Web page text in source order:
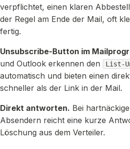
verpflichtet, einen klaren
der Regel am Ende der Mail, oft
fertig.
Unsubscribe-Button im
und Outlook erkennen den
List-
automatisch und bieten einen
schneller als der Link in der Mail.
Direkt antworten. Bei
Absendern reicht eine kurze
Löschung aus dem Verteiler.